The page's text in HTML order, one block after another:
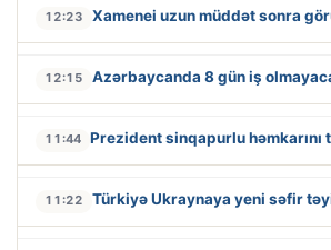
12:23 Xamenei uzun müddət sonra
12:15 Azərbaycanda 8 gün iş
11:44 Prezident sinqapurlu həmkarını
11:22 Türkiyə Ukraynaya yeni səfir